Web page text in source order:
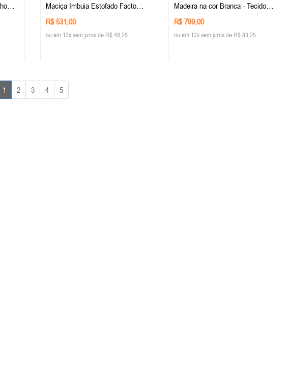
Maciça Imbuia Estofado Facto
Pérola
R$ 531,00
ou em 12x sem juros de R$ 48,25
Madeira na cor Branca - Tecido
Veludo Off-White
R$ 799,00
ou em 12x sem juros de R$ 83,25
1 2 3 4 5